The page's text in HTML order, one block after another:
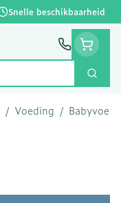
Snelle beschikbaarheid
Zoek
/ Voeding /